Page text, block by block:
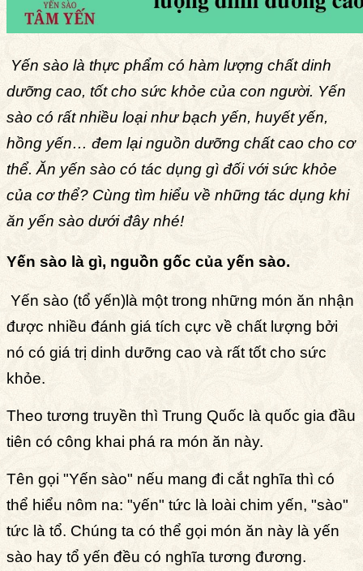
Yến sào là thực phẩm có hàm lượng chất dinh
dưỡng cao, tốt cho sức khỏe của con người. Yến
sào có rất nhiều loại như bạch yến, huyết yến,
hồng yến… đem lại nguồn dưỡng chất cao cho cơ
thể. Ăn yến sào có tác dụng gì đối với sức khỏe
của cơ thể? Cùng tìm hiểu về những tác dụng khi
ăn yến sào dưới đây nhé!
Yến sào là gì, nguồn gốc của yến sào.
Yến sào (tổ yến)là một trong những món ăn nhận
được nhiều đánh giá tích cực về chất lượng bởi
nó có giá trị dinh dưỡng cao và rất tốt cho sức
khỏe.
Theo tương truyền thì Trung Quốc là quốc gia đầu
tiên có công khai phá ra món ăn này.
Tên gọi "Yến sào" nếu mang đi cắt nghĩa thì có
thể hiểu nôm na: "yến" tức là loài chim yến, "sào"
tức là tổ. Chúng ta có thể gọi món ăn này là yến
sào hay tổ yến đều có nghĩa tương đương.